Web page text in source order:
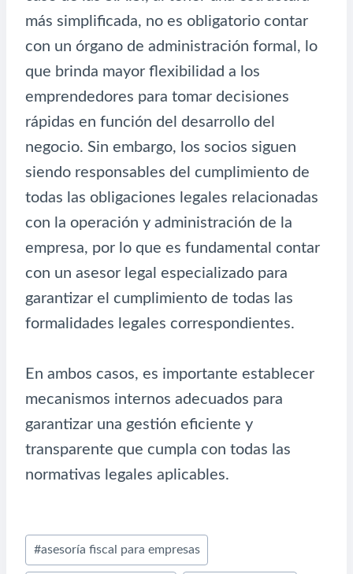
más simplificada, no es obligatorio contar
con un órgano de administración formal, lo
que brinda mayor flexibilidad a los
emprendedores para tomar decisiones
rápidas en función del desarrollo del
negocio. Sin embargo, los socios siguen
siendo responsables del cumplimiento de
todas las obligaciones legales relacionadas
con la operación y administración de la
empresa, por lo que es fundamental contar
con un asesor legal especializado para
garantizar el cumplimiento de todas las
formalidades legales correspondientes.
En ambos casos, es importante establecer
mecanismos internos adecuados para
garantizar una gestión eficiente y
transparente que cumpla con todas las
normativas legales aplicables.
Etiquetas
de
#asesoría fiscal para empresas